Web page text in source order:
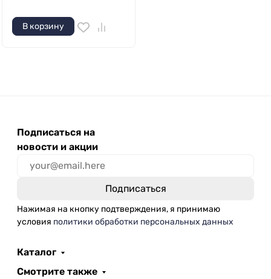
В корзину
Подписаться на
новости и акции
Нажимая на кнопку подтверждения, я принимаю
условия политики обработки персональных данных
Каталог
Смотрите также